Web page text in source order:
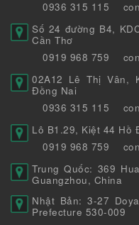
0936 315 115
Số 24 đường B4,
Cần Thơ
0919 968 759
02A12 Lê Thị Vân,
Đồng Nai
0936 315 115
Lô B1.29, Kiệt 44 Hồ
0919 968 759
Trung Quốc: 369
Guangzhou, China
Nhật Bản: 3-27
Prefecture 530-009